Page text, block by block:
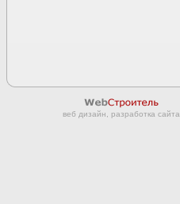
веб дизайн, разработка сайта